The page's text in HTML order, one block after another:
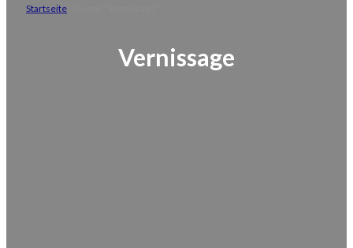
Startseite
Vernissage